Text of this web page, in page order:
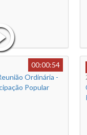
00:00:54
Ordinária -
Popular